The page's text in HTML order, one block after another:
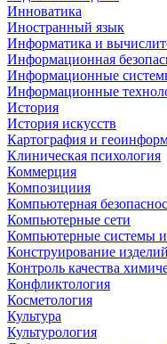
Инноватика
Иностранный язык
Информатика и
Информационная
Информационные
Информационные
История
История искусств
Картография и
Клиническая психология
Коммерция
Композициия
Компьютерная
Компьютерные сети
Компьютерные системы
Конструирование
Контроль качества
Конфликтология
Косметология
Культура
Культурология